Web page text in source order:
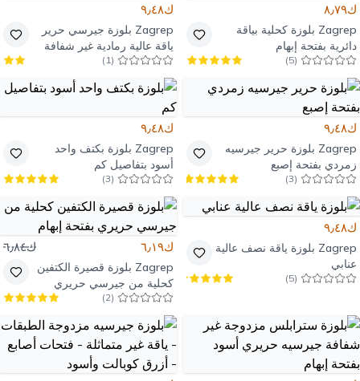
ك٨٫٧٩
Zagrep بلوزة كحلية بياقة
دائرية بفتحة إبهام
(
5
)
ك٩٫٤٨
Zagrep بلوزة جيرسي حرير
ياقة عالية رمادية غير شفافة
(
1
)
ك٩٫٤٨
Zagrep بلوزة حرير جيرسيه
زمردي بفتحة إصبع
(
3
)
ك٩٫٤٨
Zagrep بلوزة بكتف واحد
أسود بتفاصيل كم
(
3
)
ك٩٫٤٨
Zagrep بلوزة ياقة نصف عالية
عنابي
(
5
)
ك٦٫١٩ ك٦٫٨٤
Zagrep بلوزة قصيرة الكتفين
كحلية من جيرسي حريري
بفتحة إبهام
(
2
)